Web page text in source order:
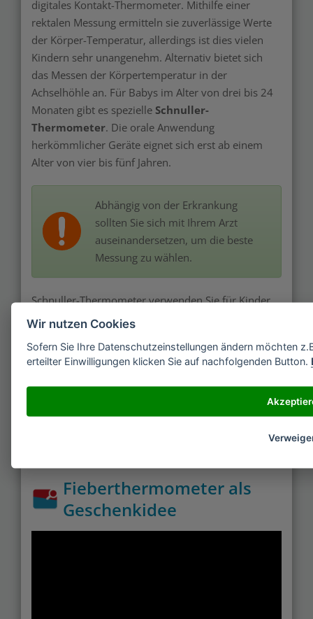
digitales Kontakt-Thermometer. Mithilfe einer
rektalen Messung ermitteln sie zuverlässige Werte
der Körper-Temperatur, allerdings ist dies vielen
Kindern sehr unangenehm. Alternativ bietet sich
das Messen der Körpertemperatur in der
Achselhöhle an. Für Babys im Alter von drei bis 24
Monaten gibt es spezielle Schnuller-
Thermometer. Die orale Anwendung
herkömmlicher Geräte eignet sich erst ab einem
Alter von vier bis fünf Jahren.
Abhängig von der Erkrankung
sollten Sie sich mit Ihrem Arzt
auseinandersetzen, um die beste
Messung zu wählen.
Schnuller-Thermometer verwenden Sie für Kinder
bis zwei Jahre. Sie benötigen lange, bis sie die
Übergang zum Temperatursensor, der sich im
Innern des Schnuller-Gummis befindet, liegt. Im
Fieberthermometer Test finden Sie diese Geräte
Fieberthermometer als
Geschenkidee
Wir nutzen Cookies
Sofern Sie Ihre Datenschutzeinstellungen ändern möchten
erteilter Einwilligungen klicken Sie auf nachfolgenden Button.